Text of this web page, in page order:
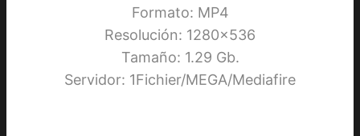
Formato: MP4
Resolución: 1280×536
Tamaño: 1.29 Gb.
Servidor: 1Fichier/MEGA/Mediafire